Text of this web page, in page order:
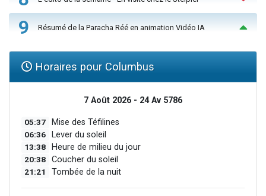
9 Résumé de la Paracha Réé en animation Vidéo IA
Horaires pour Columbus
7 Août 2026 - 24 Av 5786
05:37 Mise des Téfilines
06:36 Lever du soleil
13:38 Heure de milieu du jour
20:38 Coucher du soleil
21:21 Tombée de la nuit